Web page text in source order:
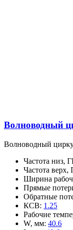
Волноводный
Волноводный
Частота низ,
Частота верх,
Ширина
Прямые
Обратные
КСВ: 1.25
Рабочие
W, мм: 40.6